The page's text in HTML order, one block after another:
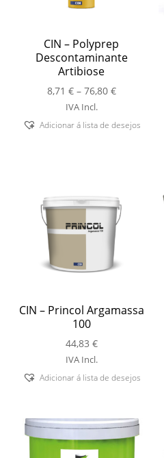
CIN – Polyprep
Descontaminante
Artibiose
8,71 € – 76,80 €Price
8,71 €
through
IVA Incl.
Adicionar á lista de desejos
CIN – Princol Argamassa
100
44,83 €
IVA Incl.
Adicionar á lista de desejos